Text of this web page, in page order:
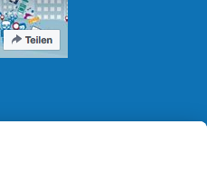
Für Produkte, die sich gut